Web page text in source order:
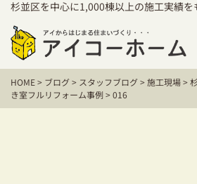
杉並区を中心に1,000棟以上の施工実績を
HOME
アイコーホームの家
HOME> ブログ> スタッフブログ>施工現場>
き室フルリフォーム事例>016